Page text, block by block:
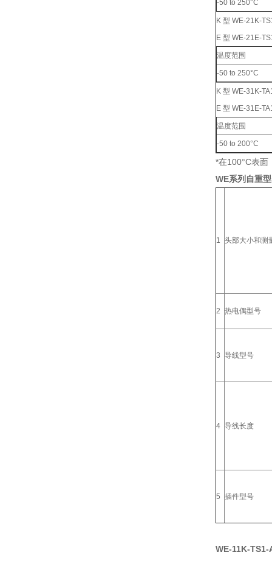
-50 to 250°C
K 型 WE-21K-
E 型 WE-21E-
温度范围
-50 to 250°C
K 型 WE-31K-
E 型 WE-31E-
温度范围
-50 to 200°C
*在100°C表面
WE系列自重
1 头部大小和测
2 热电偶型号
3 导线型号
4 导线长度
5 插件型号
WE-11K-TS1-